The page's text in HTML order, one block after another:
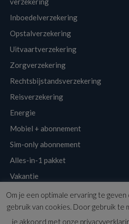
Inboedelverzekering
Opstalverzekering
Uitvaartverzekering
Zorgverzekering
Rechtsbijstandsverzekering
Reisverzekering
Energie
Mobiel + abonnement
Sim-only abonnement
Alles-in-1 pakket
Vakantie
Klantenservice Links Disclaimer Sitemap
Copyright © 2026 | Voordeligst.nl
Om je een optimale ervaring te
gebruik van cookies. Door gebruik te
je akkoord met onze